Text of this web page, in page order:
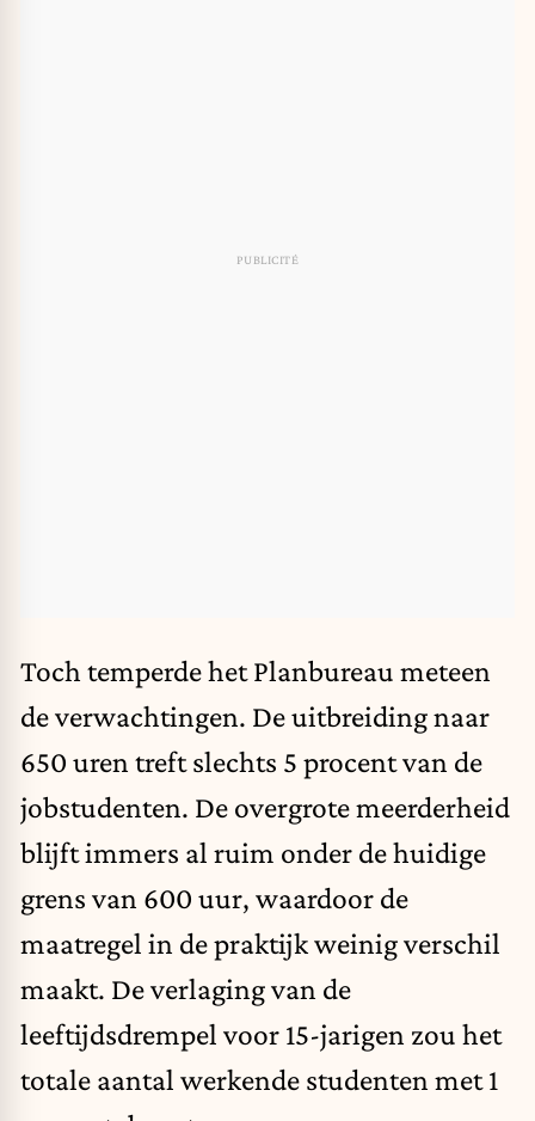
Toch temperde het Planbureau meteen
de verwachtingen. De uitbreiding naar
650 uren treft slechts 5 procent van de
jobstudenten. De overgrote meerderheid
blijft immers al ruim onder de huidige
grens van 600 uur, waardoor de
maatregel in de praktijk weinig verschil
maakt. De verlaging van de
leeftijdsdrempel voor 15-jarigen zou het
totale aantal werkende studenten met 1